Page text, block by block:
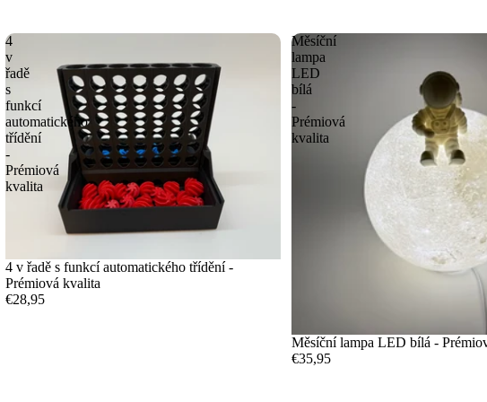
4
v
řadě
s
funkcí
automatického
třídění
-
Prémiová
kvalita
4 v řadě s funkcí automatického třídění -
Prémiová kvalita
€28,95
Měsíční
lampa
LED
bílá
-
Prémiová
kvalita
Měsíční lampa LED bílá -
€35,95